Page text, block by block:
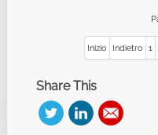
Inizio Indietro 1
Share This